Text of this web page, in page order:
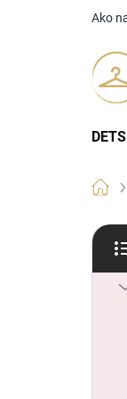
Ako
B
č